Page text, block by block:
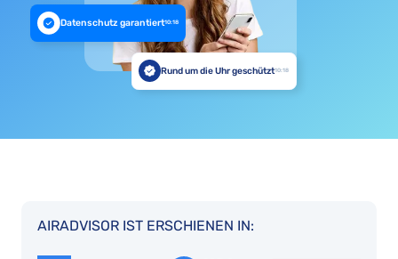
Datenschutz garantiert10:18
Rund um die Uhr geschützt10:18
AIRADVISOR IST ERSCHIENEN IN: